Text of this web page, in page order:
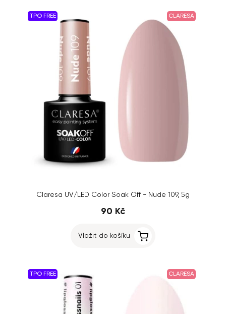
TPO FREE CLARESA
Claresa UV/LED Color Soak Off - Nude 109, 5g
90 Kč
Vložit do košíku
TPO FREE CLARESA